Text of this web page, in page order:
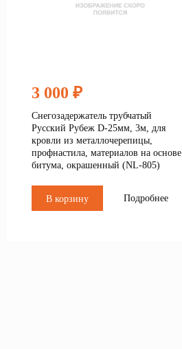
3 000 ₽
Снегозадержатель трубчатый
Русский Рубеж D-25мм, 3м, для
кровли из металлочерепицы,
профнастила, материалов на основе
битума, окрашенный (NL-805)
В корзину Подробнее